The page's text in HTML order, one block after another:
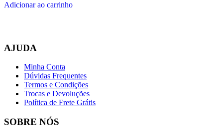
Adicionar ao carrinho
AJUDA
Minha Conta
Dúvidas Frequentes
Termos e Condições
Trocas e Devoluções
Política de Frete Grátis
SOBRE NÓS